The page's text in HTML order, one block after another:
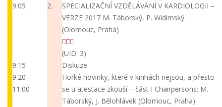
9:05
2.
SPECIALIZAČNÍ VZDĚLÁVÁNÍ V KARDIOLOGII –
VERZE 2017 M. Táborský, P. Widimský
(Olomouc, Praha)
(UID: 3)
9:15
Diskuze
9:20 -
11:00
Horké novinky, které v knihách nejsou, a přesto
se u atestace zkouší – část I Chairpersons: M.
Táborský, J. Bělohlávek (Olomouc, Praha)